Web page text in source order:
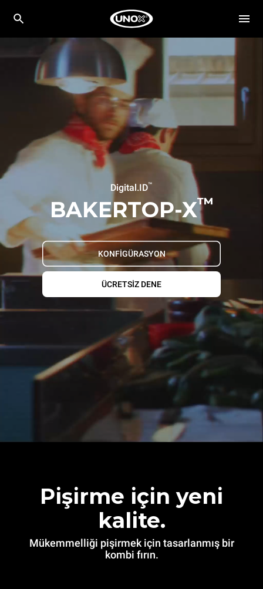
Digital.ID™
BAKERTOP-X™
KONFİGÜRASYON
ÜCRETSİZ DENE
Pişirme için yeni
kalite.
Mükemmelliği pişirmek için tasarlanmış bir
kombi fırın.